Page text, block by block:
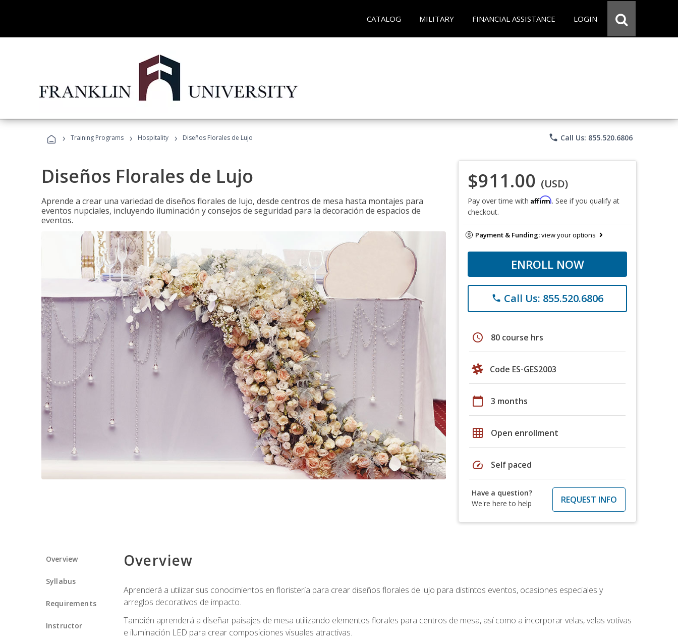
CATALOG MILITARY FINANCIAL ASSISTANCE LOGIN
› Training Programs › Hospitality › Diseños Florales de Lujo phone Call Us: 855.520.6806
Diseños Florales de Lujo
Aprende a crear una variedad de diseños florales de lujo, desde centros de mesa hasta montajes para
eventos nupciales, incluyendo iluminación y consejos de seguridad para la decoración de espacios de
eventos.
$911.00 (USD)
Pay over time with Affirm. See if you qualify at
checkout.
Payment & Funding:view your options
ENROLL NOW
phone Call Us: 855.520.6806
schedule 80 course hrs
Code ES-GES2003
calendar_today 3 months
grid_on Open enrollment
speed Self paced
Have a question?
We're here to help
REQUEST INFO
Overview
Syllabus
Requirements
Instructor
Overview
Aprenderá a utilizar sus conocimientos en floristería para crear diseños florales de lujo para distintos eventos, ocasiones especiales y
arreglos decorativos de impacto.
También aprenderá a diseñar paisajes de mesa utilizando elementos florales para centros de mesa, así como a incorporar velas, velas votivas
e iluminación LED para crear composiciones visuales atractivas.